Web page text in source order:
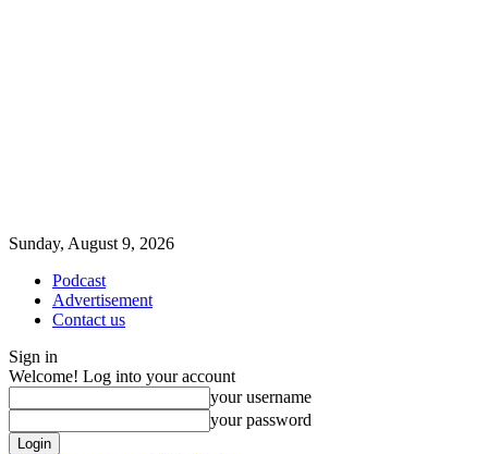
Sunday, August 9, 2026
Podcast
Advertisement
Contact us
Sign in
Welcome! Log into your account
your username
your password